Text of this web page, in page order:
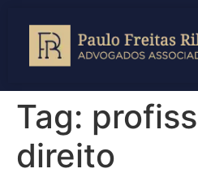
Tag:
direito